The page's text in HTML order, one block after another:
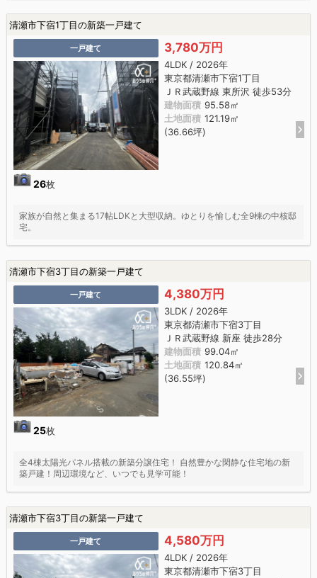
清瀬市下宿1丁目の新築一戸建て
一戸建て
26枚
3,780万円
4LDK / 2026年
東京都清瀬市下宿1丁目
ＪＲ武蔵野線 東所沢 徒歩53分
建物面積 95.58㎡
土地面積 121.19㎡
(36.66坪)
家族が自然と集まる17帖LDKと大型収納。ゆとりを愉しむ全9棟の中核邸
宅。
清瀬市下宿3丁目の新築一戸建て
一戸建て
25枚
4,380万円
3LDK / 2026年
東京都清瀬市下宿3丁目
ＪＲ武蔵野線 新座 徒歩28分
建物面積 99.04㎡
土地面積 120.84㎡
(36.55坪)
全4棟太陽光パネル搭載の新築分譲住宅！ 自然豊かな閑静な住宅地の新
築戸建！周辺環境など、いつでも見学可能！
清瀬市下宿3丁目の新築一戸建て
一戸建て 4,580万円
4LDK / 2026年
東京都清瀬市下宿3丁目